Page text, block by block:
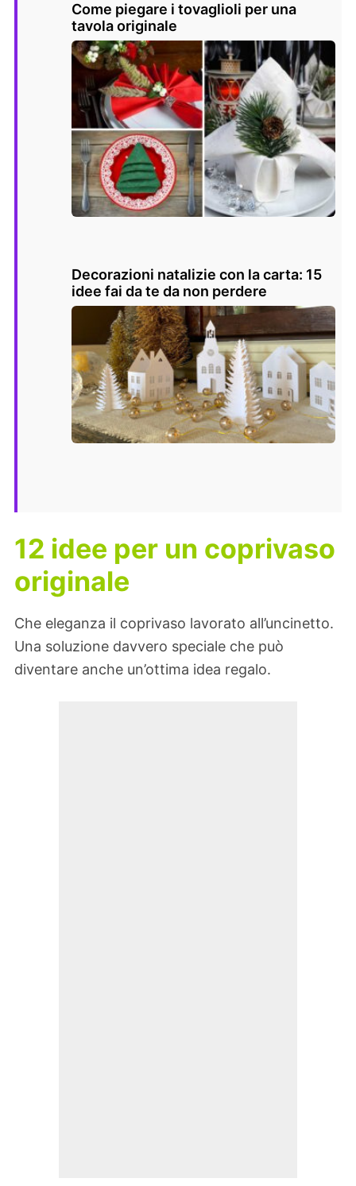
Come piegare i tovaglioli per una
tavola originale
Decorazioni natalizie con la carta: 15
idee fai da te da non perdere
12 idee per un coprivaso
originale
Che eleganza il coprivaso lavorato all’uncinetto.
Una soluzione davvero speciale che può
diventare anche un’ottima idea regalo.